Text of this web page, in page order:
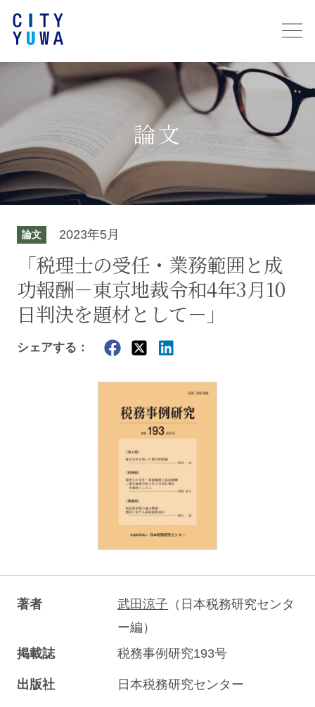
論文
論文 2023年5月
「税理士の受任・業務範囲と成
功報酬－東京地裁令和4年3月10
日判決を題材として－」
シェアする：
著者 武田涼子 （日本税務研究センタ
ー編）
掲載誌
税務事例研究193号
出版社 日本税務研究センター